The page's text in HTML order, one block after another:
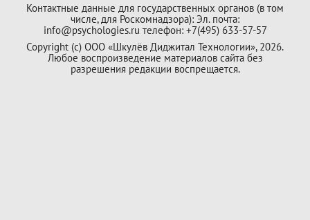
Контактные данные для государственных органов (в том
числе, для Роскомнадзора): Эл. почта:
info@psychologies.ru телефон: +7(495) 633-57-57
Copyright (с) ООО «Шкулёв Диджитал Технологии», 2026.
Любое воспроизведение материалов сайта без
разрешения редакции воспрещается.